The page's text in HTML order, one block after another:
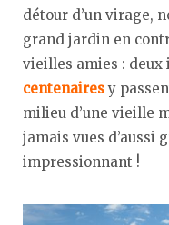
détour d’un virage,
grand jardin en
vieilles amies : deux
centenairesy
milieu d’une vieille
jamais vues d’aussi
impressionnant !